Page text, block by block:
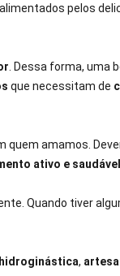
pelos
. Dessa forma, uma
que necessitam de
quem amamos.
ativo e saudável
Quando tiver
hidroginástica,